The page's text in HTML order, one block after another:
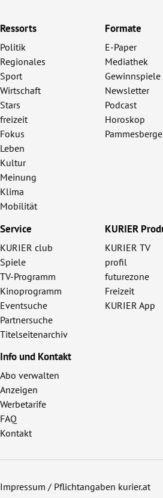
Ressorts
Politik
Regionales
Sport
Wirtschaft
Stars
freizeit
Fokus
Leben
Kultur
Meinung
Klima
Mobilität
Formate
E-Paper
Mediathek
Gewinnspiele
Newsletter
Podcast
Horoskop
Service
KURIER club
Spiele
TV-Programm
Kinoprogramm
Eventsuche
Partnersuche
Titelseitenarchiv
KURIER
KURIER TV
profil
futurezone
Freizeit
KURIER App
Info und Kontakt
Abo verwalten
Anzeigen
Werbetarife
FAQ
Kontakt
Impressum / Pflichtangaben kurier.at